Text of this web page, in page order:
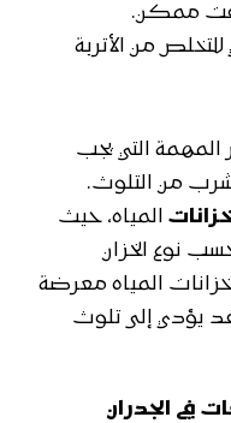
ممكن.
من الأتربة
المهمة التي يجب
من التلوث.
المياه، حيث
نوع الخزان
المياه معرضة
يؤدي إلى تلوث
في الجدران